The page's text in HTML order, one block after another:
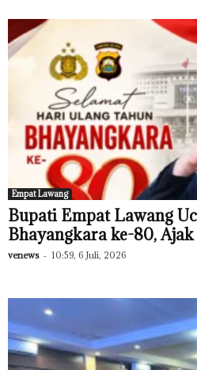
Empat Lawang
Bupati Empat Lawang
Bhayangkara ke-80,
venews - 10:59, 6 Juli, 2026